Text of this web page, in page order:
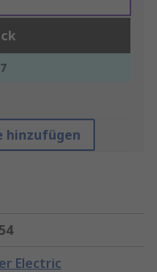
hinzufügen
Electric